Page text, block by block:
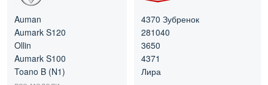
Auman
Aumark S120
Ollin
Aumark S100
Toano B (N1)
4370 Зубренок
281040
3650
4371
Лира